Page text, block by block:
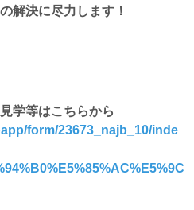
解決に尽力します！
学等はこちらから
form/23673_najb_10/inde